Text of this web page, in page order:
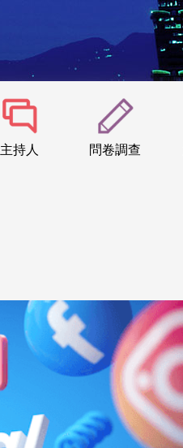
主持人 問卷調查